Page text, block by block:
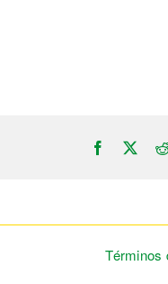
Facebook
Términos